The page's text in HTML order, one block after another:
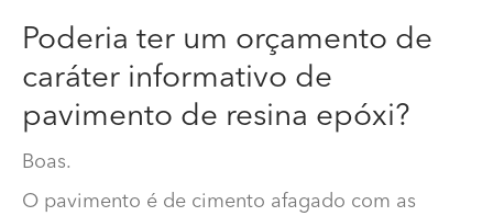
Poderia ter um orçamento de
caráter informativo de
pavimento de resina epóxi?
Boas.
O pavimento é de cimento afagado com as